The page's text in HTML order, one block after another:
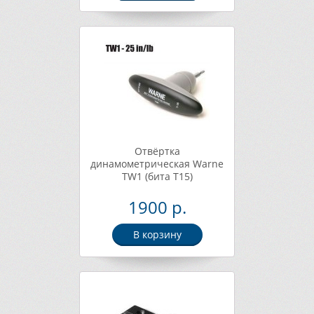
Отвёртка
динамометрическая Warne
TW1 (бита T15)
1900 р.
В корзину